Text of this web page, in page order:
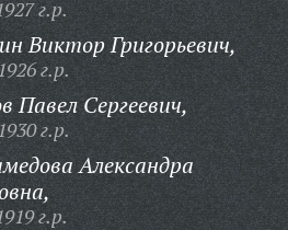
г.р.
Виктор Григорьевич,
г.р.
Павел Сергеевич,
г.р.
Александра
г.р.